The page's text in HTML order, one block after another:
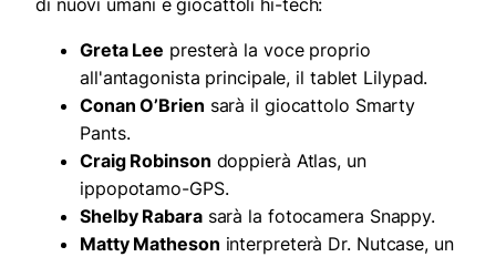
di nuovi umani e giocattoli hi-tech:
Greta Lee presterà la voce proprio
all'antagonista principale, il tablet Lilypad.
Conan O’Brien sarà il giocattolo Smarty
Pants.
Craig Robinson doppierà Atlas, un
ippopotamo-GPS.
Shelby Rabarasarà la fotocamera Snappy.
Matty Matheson interpreterà Dr. Nutcase, un